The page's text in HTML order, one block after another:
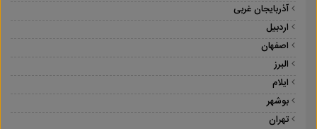
آذربایجان غربی
اردبیل
اصفهان
البرز
ایلام
بوشهر
تهران